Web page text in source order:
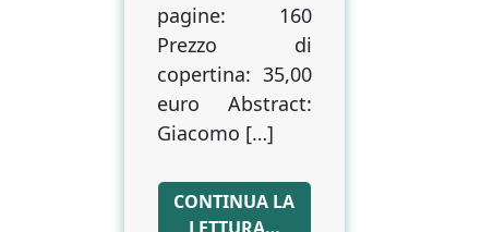
pagine: 160
Prezzo di
copertina: 35,00
euro Abstract:
Giacomo […]
CONTINUA LA